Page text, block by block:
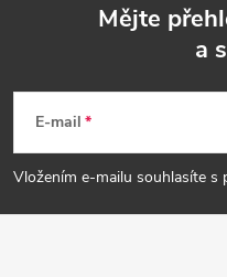
p
a
Mějte
a
E-mail
Vložením e-mailu souhlasíte s